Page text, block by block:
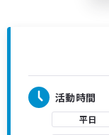
活動時間
平日